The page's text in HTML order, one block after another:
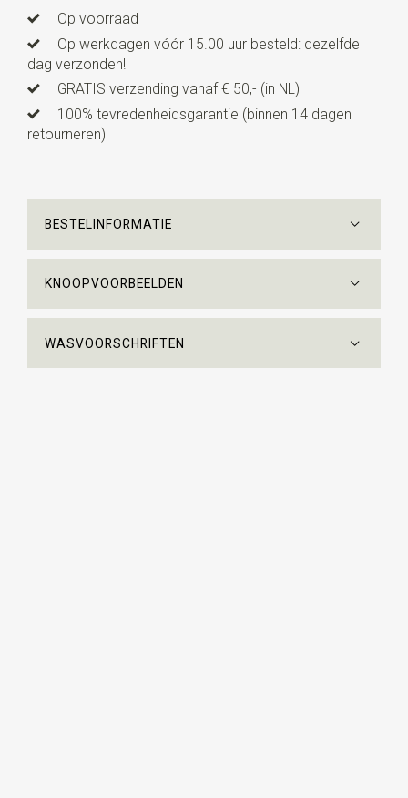
Op voorraad
Op werkdagen vóór 15.00 uur besteld: dezelfde
dag verzonden!
GRATIS verzending vanaf € 50,- (in NL)
100% tevredenheidsgarantie (binnen 14 dagen
retourneren)
BESTELINFORMATIE
KNOOPVOORBEELDEN
WASVOORSCHRIFTEN